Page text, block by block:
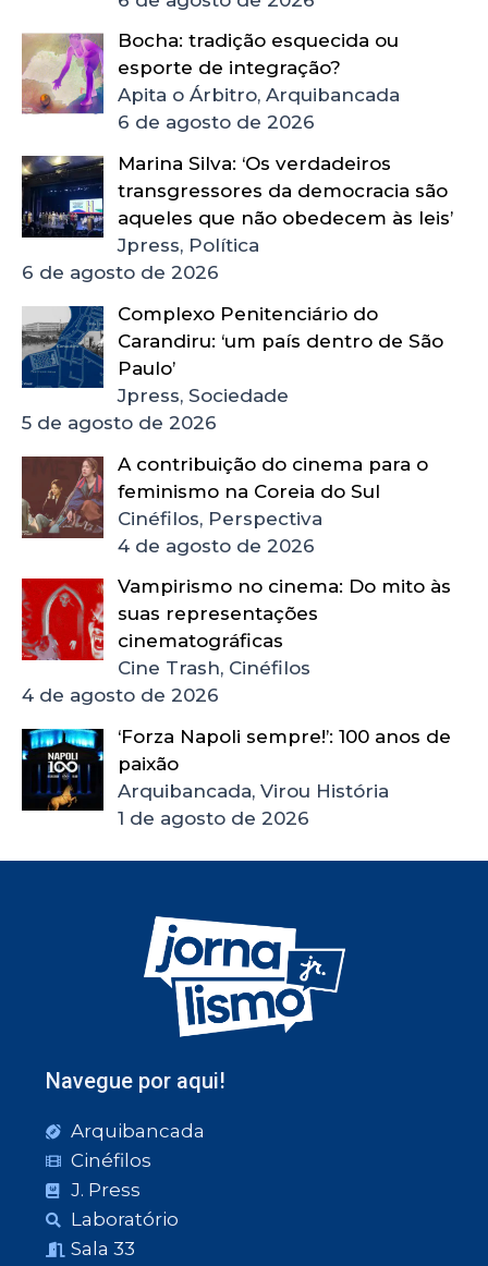
Bocha: tradição esquecida ou
esporte de integração?
Apita o Árbitro, Arquibancada
6 de agosto de 2026
Marina Silva: ‘Os verdadeiros
transgressores da democracia são
aqueles que não obedecem às leis’
Jpress, Política
6 de agosto de 2026
Complexo Penitenciário do
Carandiru: ‘um país dentro de São
Paulo’
Jpress, Sociedade
5 de agosto de 2026
A contribuição do cinema para o
feminismo na Coreia do Sul
Cinéfilos, Perspectiva
4 de agosto de 2026
Vampirismo no cinema: Do mito às
suas representações
cinematográficas
Cine Trash, Cinéfilos
4 de agosto de 2026
‘Forza Napoli sempre!’: 100 anos de
paixão
Arquibancada, Virou História
1 de agosto de 2026
Navegue por aqui!
Arquibancada
Cinéfilos
J. Press
Laboratório
Sala 33